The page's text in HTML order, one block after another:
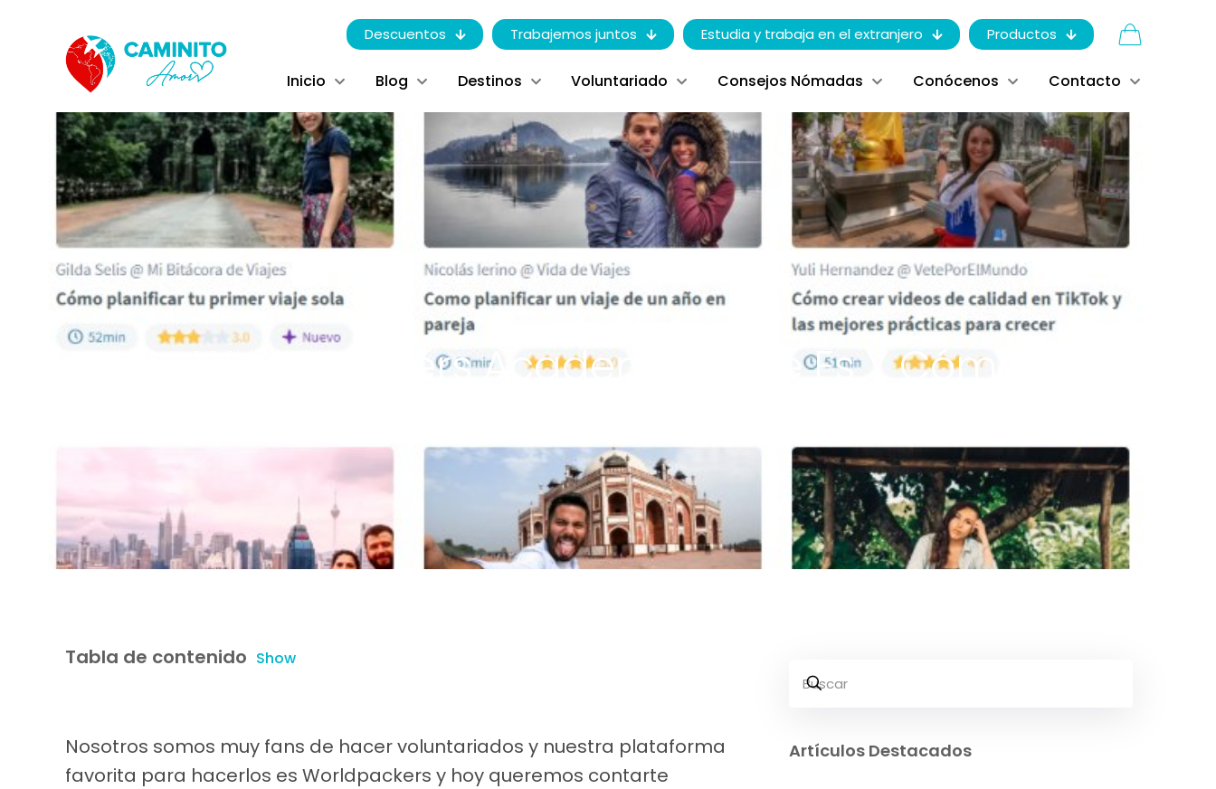
Descuentos Trabajemos juntos Estudia y trabaja en el extranjero Productos
Inicio Blog Destinos Voluntariado Consejos Nómadas Conócenos Contacto
Worldpackers Academy: ¿Qué Es Y Cómo
Tabla de contenido Show
Nosotros somos muy fans de hacer voluntariados y nuestra plataforma
favorita para hacerlos es Worldpackers y hoy queremos contarte
Artículos Destacados